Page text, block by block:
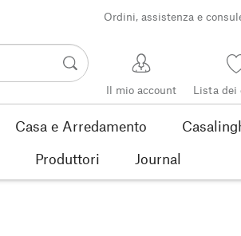
Ordini, assistenza e
Il mio account Lista dei
Casa e Arredamento
Produttori Journal